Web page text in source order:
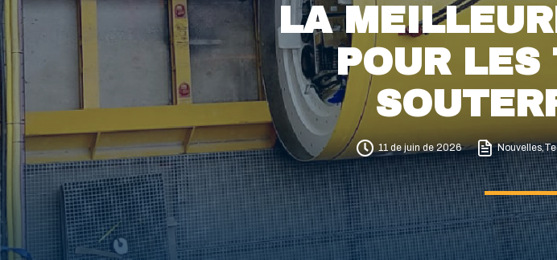
LA
POUR LES
11 de juin de 2026 Nouvelles,